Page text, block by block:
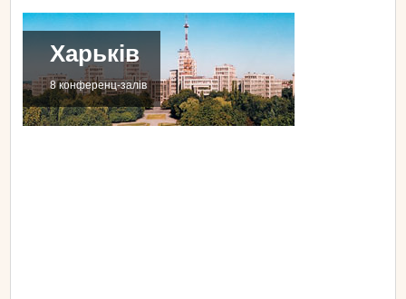
Харьків
8 конференц-залів